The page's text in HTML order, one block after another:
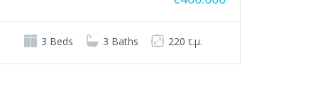
3 Beds 3 Baths 220 τ.μ.